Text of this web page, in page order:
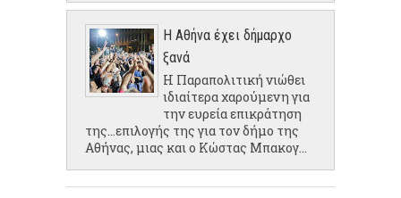
Η Αθήνα έχει δήμαρχο
ξανά
Η Παραπολιτική νιώθει
ιδιαίτερα χαρούμενη για
την ευρεία επικράτηση
της...επιλογής της για τον δήμο της
Αθήνας, μιας και ο Κώστας Μπακογ...